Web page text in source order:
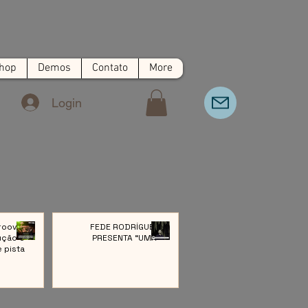
Demos Contato More
Login
e
pista
FEDE RODRÍGUEZ
PRESENTA “UMA”